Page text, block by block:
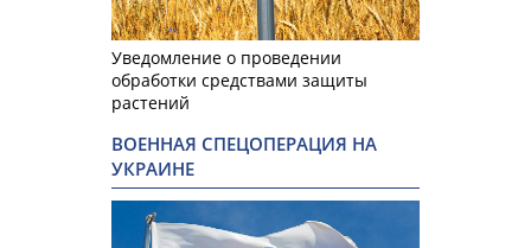
Уведомление о проведении
обработки средствами защиты
растений
ВОЕННАЯ СПЕЦОПЕРАЦИЯ НА
УКРАИНЕ